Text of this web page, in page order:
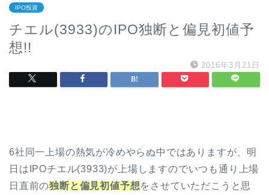
IPO投資
チエル(3933)のIPO独断と偏見初値予
想!!
2016年3月21日
6社同一上場の熱気が冷めやらぬ中ではありますが、明
日はIPOチエル(3933)が上場しますのでいつも通り上場
日直前の独断と偏見初値予想をさせていただこうと思